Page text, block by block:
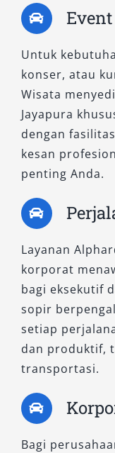
berkendara
keunggulan
kebutuhan
keluarga,
Layanan kami
Jayapura
dengan sopir
jemput
Dengan
tinggi, kami
merasakan
perjalanan.
perjalanan
kenyamanan,
Untuk
konser, atau
Wisata
Jayapura
dengan
kesan
penting Anda.
Layanan
korporat
bagi eksekutif
sopir
setiap
dan produktif,
transportasi.
Bagi